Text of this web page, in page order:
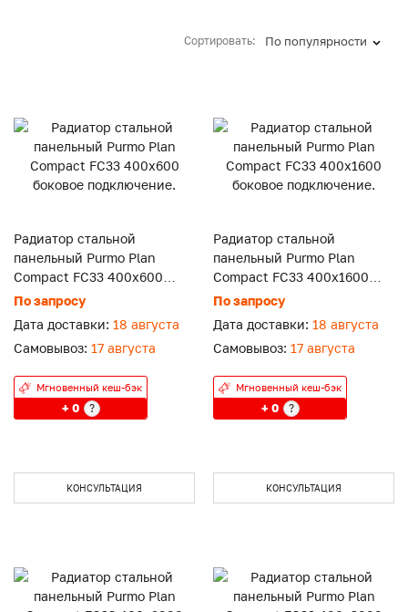
Сортировать: По популярности
Радиатор стальной
панельный Purmo Plan
Compact FC33 400x600
боковое подключение.
По запросу
Дата доставки: 18 августа
Самовывоз: 17 августа
Мгновенный кеш-бэк
+ 0 ?
КОНСУЛЬТАЦИЯ
Радиатор стальной
панельный Purmo Plan
Compact FC33 400x1600
боковое подключение.
По запросу
Дата доставки: 18 августа
Самовывоз: 17 августа
Мгновенный кеш-бэк
+ 0 ?
КОНСУЛЬТАЦИЯ